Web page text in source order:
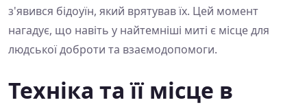
з'явився бідоуїн, який врятував їх. Цей момент
нагадує, що навіть у найтемніші миті є місце для
людської доброти та взаємодопомоги.
Техніка та її місце в